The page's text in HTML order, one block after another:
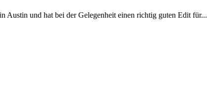
Austin und hat bei der Gelegenheit einen richtig guten Edit für...